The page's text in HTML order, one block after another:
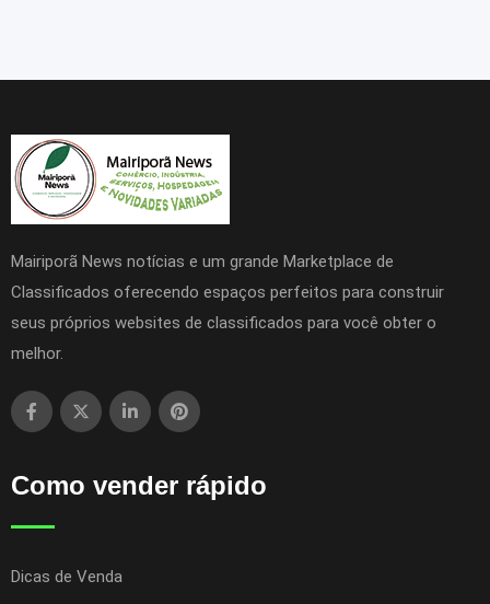
Mairiporã News notícias e um grande Marketplace de
Classificados oferecendo espaços perfeitos para construir
seus próprios websites de classificados para você obter o
melhor.
Como vender rápido
Dicas de Venda